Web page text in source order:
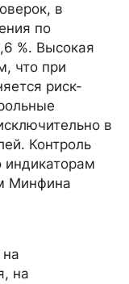
в
по
%. Высокая
что при
риск-
в
Контроль
индикаторам
Минфина
на